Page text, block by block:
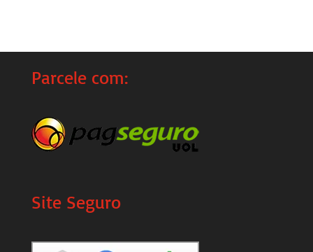
Parcele com:
Site Seguro